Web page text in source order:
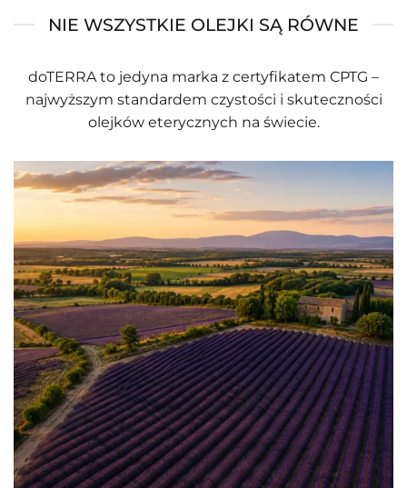
NIE WSZYSTKIE OLEJKI SĄ RÓWNE
doTERRA to jedyna marka z certyfikatem CPTG –
najwyższym standardem czystości i skuteczności
olejków eterycznych na świecie.